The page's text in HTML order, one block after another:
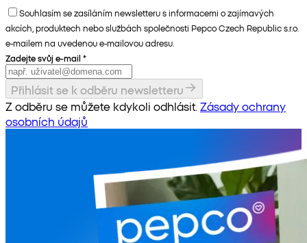
Souhlasím se zasíláním newsletteru s informacemi o zajímavých
akcích, produktech nebo službách společnosti Pepco Czech Republic s.r.o.
e-mailem na uvedenou e-mailovou adresu.
Zadejte svůj e-mail *
Přihlásit se k odběru newsletteru
Z odběru se můžete kdykoli odhlásit. Zásady ochrany
osobních údajů